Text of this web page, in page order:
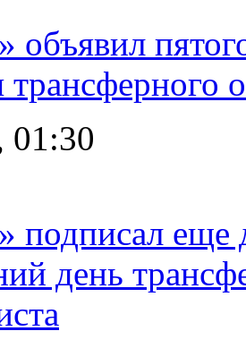
объявил
01:30
подписал еще
день